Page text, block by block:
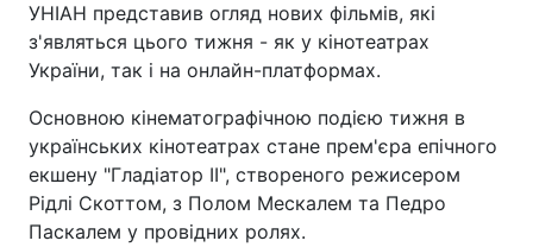
УНІАН представив огляд нових фільмів, які
з'являться цього тижня - як у кінотеатрах
України, так і на онлайн-платформах.
Основною кінематографічною подією тижня в
українських кінотеатрах стане прем'єра епічного
екшену "Гладіатор II", створеного режисером
Рідлі Скоттом, з Полом Мескалем та Педро
Паскалем у провідних ролях.